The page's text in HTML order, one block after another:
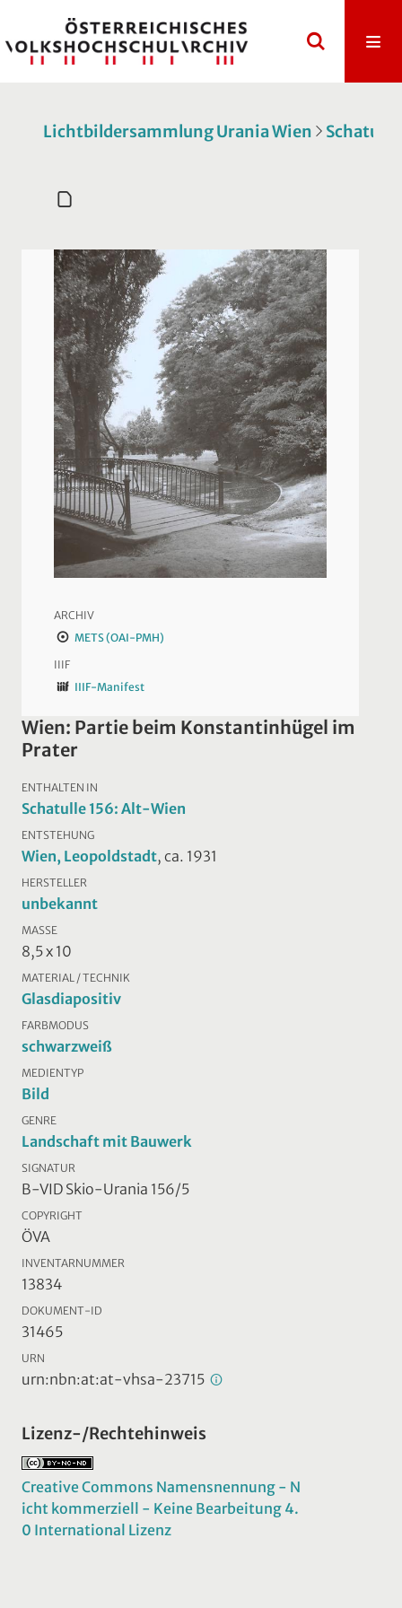
Lichtbildersammlung Urania Wien
ARCHIV
METS (OAI-PMH)
IIIF
IIIF-Manifest
Wien: Partie beim Konstantinhügel im
Prater
ENTHALTEN IN
Schatulle 156: Alt-Wien
ENTSTEHUNG
Wien, Leopoldstadt, ca. 1931
HERSTELLER
unbekannt
MASSE
8,5 x 10
MATERIAL / TECHNIK
Glasdiapositiv
FARBMODUS
schwarzweiß
MEDIENTYP
Bild
GENRE
Landschaft mit Bauwerk
SIGNATUR
B-VID Skio-Urania 156/5
COPYRIGHT
ÖVA
INVENTARNUMMER
13834
DOKUMENT-ID
31465
URN
urn:nbn:at:at-vhsa-23715
Lizenz-/Rechtehinweis
Creative Commons Namensnennung - N
icht kommerziell - Keine Bearbeitung 4.
0 International Lizenz